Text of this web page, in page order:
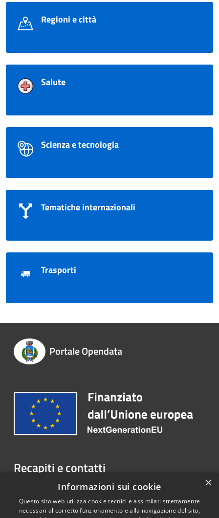
Regioni e città
Salute
Scienza e tecnologia
Tematiche internazionali
Trasporti
Portale Opendata
Recapiti e contatti
Lungolago Regina Adelaide, n. 15 - 37016 Garda (VR)
Telefono:
045.6208444
×
Informazioni sui cookie
Questo sito web utilizza cookie tecnici e assimilati strettamente
necessari al corretto funzionamento e alla navigazione del sito,